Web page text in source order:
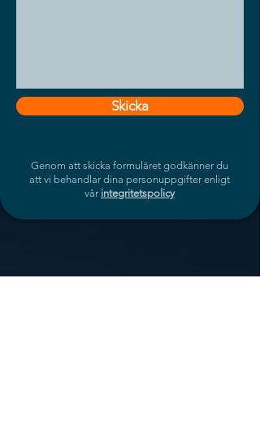
Skicka
Genom att skicka formuläret godkänner du
att vi behandlar dina personuppgifter enligt
vår integritetspolicy